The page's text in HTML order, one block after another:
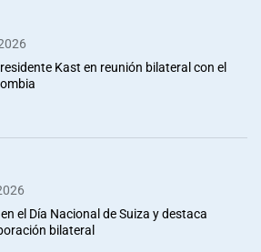
Kast en reunión bilateral con el
el Día Nacional de Suiza y destaca
bilateral